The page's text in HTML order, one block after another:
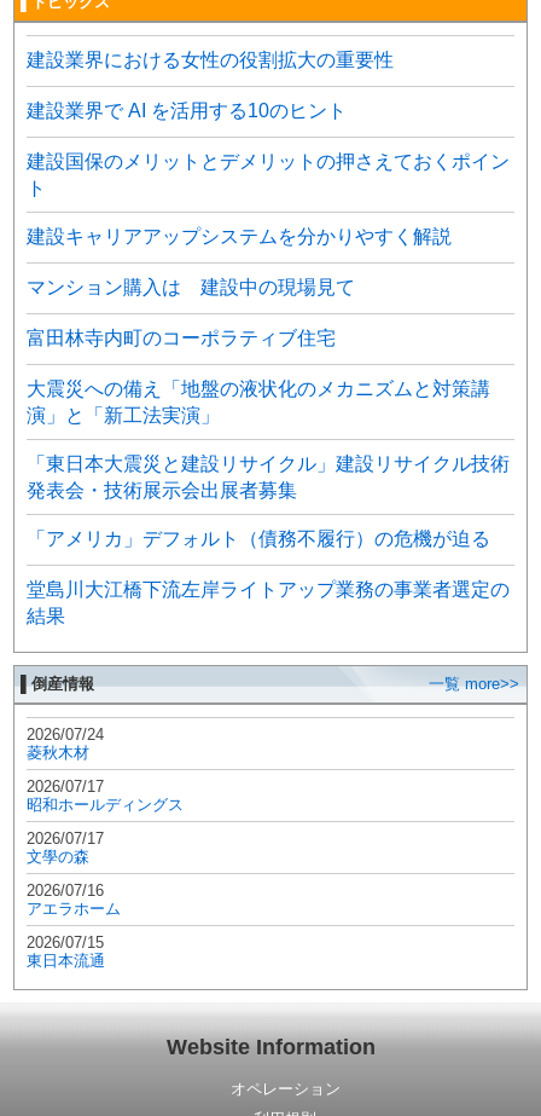
建設業界における女性の役割拡大の重要性
建設業界で AI を活用する10のヒント
建設国保のメリットとデメリットの押さえておくポイン
ト
建設キャリアアップシステムを分かりやすく解説
マンション購入は 建設中の現場見て
富田林寺内町のコーポラティブ住宅
大震災への備え「地盤の液状化のメカニズムと対策講
演」と「新工法実演」
「東日本大震災と建設リサイクル」建設リサイクル技術
発表会・技術展示会出展者募集
「アメリカ」デフォルト（債務不履行）の危機が迫る
堂島川大江橋下流左岸ライトアップ業務の事業者選定の
結果
▌倒産情報 一覧 more>>
2026/07/24
菱秋木材
2026/07/17
昭和ホールディングス
2026/07/17
文學の森
2026/07/16
アエラホーム
2026/07/15
東日本流通
Website Information
オペレーション